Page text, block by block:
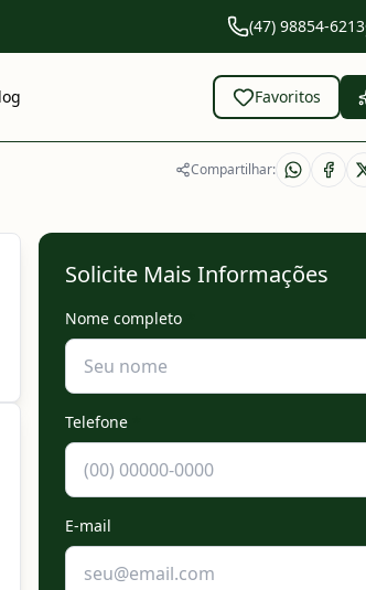
(47) 98854-6213
Favoritos
Compartilhar:
Solicite Mais Informações
Nome completo
Telefone
E-mail